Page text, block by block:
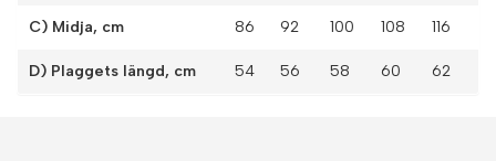
C) Midja, cm 86 92 100 108 116
D) Plaggets längd, cm 54 56 58 60 62